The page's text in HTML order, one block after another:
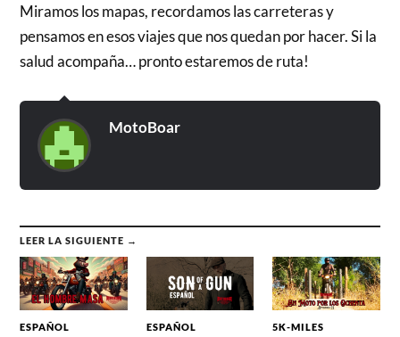
Miramos los mapas, recordamos las carreteras y
pensamos en esos viajes que nos quedan por hacer. Si la
salud acompaña… pronto estaremos de ruta!
MotoBoar
LEER LA SIGUIENTE →
ESPAÑOL ESPAÑOL 5K-MILES